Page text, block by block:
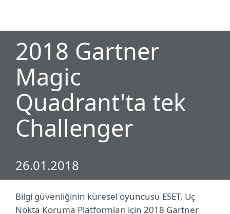
2018 Gartner
Magic
Quadrant'ta tek
Challenger
26.01.2018
Bilgi güvenliğinin küresel oyuncusu ESET, Uç
Nokta Koruma Platformları için 2018 Gartner